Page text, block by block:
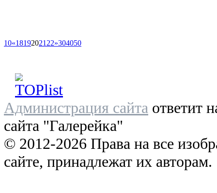
10«18192021 22»304050
Администрация сайта ответит
сайта "Галерейка"
© 2012-2026 Права на все
сайте, принадлежат их авторам.